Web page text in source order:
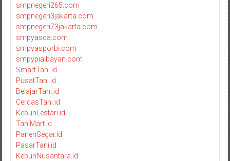
smpnegeri265.com
smpnegeri3jakarta.com
smpnegeri73jakarta.com
smpyasda.com
smpyasporbi.com
smpypialbayan.com
SmartTani.id
PusatTani.id
BelajarTani.id
CerdasTani.id
KebunLestari.id
TaniMart.id
PanenSegar.id
PasarTani.id
KebunNusantara.id